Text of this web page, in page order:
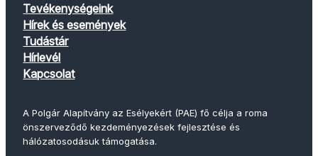
Tevékenységeink
Hírek és események
Tudástár
Hírlevél
Kapcsolat
A Polgár Alapítvány az Esélyekért (PAE) fő célja a roma
önszerveződő kezdeményezések fejlesztése és
hálózatosodásuk támogatása.